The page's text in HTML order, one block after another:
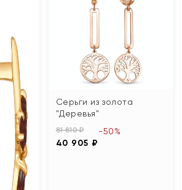
Серьги из золота
"Деревья"
81 810 ₽
40 905 ₽
-50%